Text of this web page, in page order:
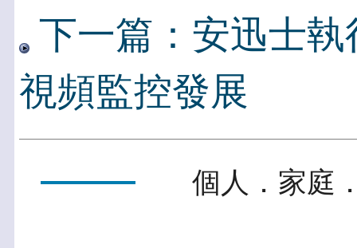
下一篇：安迅士
視頻監控發展
個人．家庭